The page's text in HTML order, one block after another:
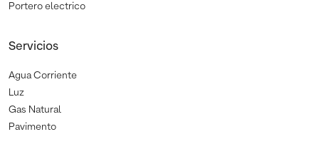
Portero electrico
Servicios
Agua Corriente
Luz
Gas Natural
Pavimento